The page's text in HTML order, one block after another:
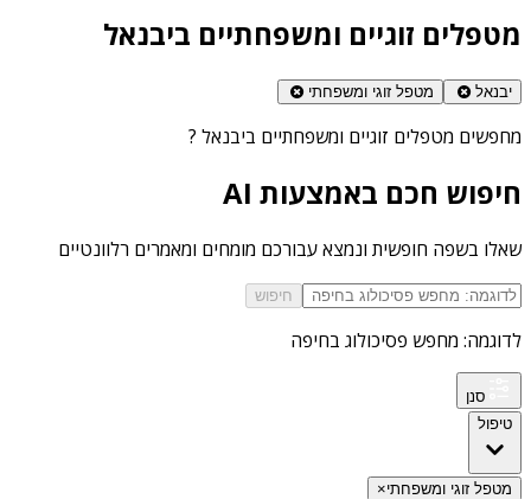
מטפלים זוגיים ומשפחתיים ביבנאל
יבנאל מטפל זוגי ומשפחתי
מחפשים מטפלים זוגיים ומשפחתיים ביבנאל ?
חיפוש חכם באמצעות AI
שאלו בשפה חופשית ונמצא עבורכם מומחים ומאמרים רלוונטיים
חיפוש
לדוגמה: מחפש פסיכולוג בחיפה
סנן
טיפול
מטפל זוגי ומשפחתי×